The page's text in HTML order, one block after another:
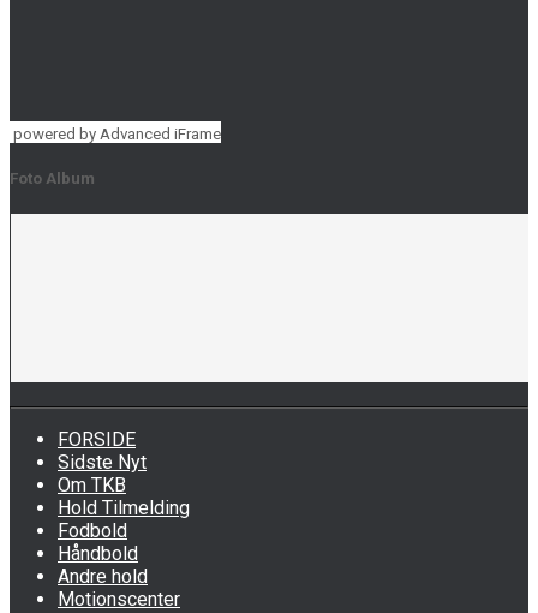
powered by Advanced iFrame
Foto Album
FORSIDE
Sidste Nyt
Om TKB
Hold Tilmelding
Fodbold
Håndbold
Andre hold
Motionscenter